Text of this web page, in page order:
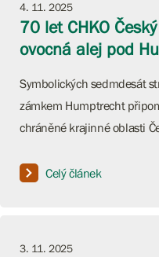
4. 11. 2025
70 let CHKO
ovocná alej pod
Symbolických sedmdesát
zámkem Humptrecht
chráněné krajinné oblasti
Celý článek
3. 11. 2025